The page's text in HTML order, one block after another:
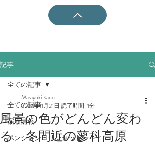
記事
全ての記事
宿泊情報
ペンション・サンセット
全ての記事
風景の色がどんどん変わ
る 冬間近の蓼科高原
Masayuki Kano
2019年11月21日 読了時間: 1分